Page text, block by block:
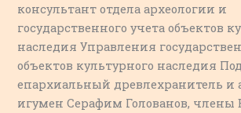
консультант отдела археологии и
государственного учета объектов
наследия Управления
объектов культурного наследия
епархиальный древлехранитель и
игумен Серафим Голованов, члены